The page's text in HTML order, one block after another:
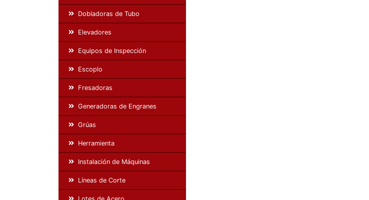
Dobladoras de Tubo
Elevadores
Equipos de Inspección
Escoplo
Fresadoras
Generadoras de Engranes
Grúas
Herramienta
Instalación de Máquinas
Líneas de Corte